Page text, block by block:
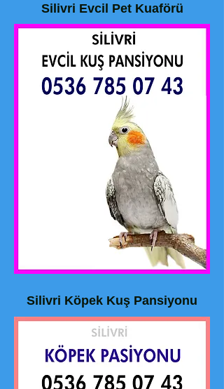
Silivri Evcil Pet Kuaförü
Silivri Köpek Kuş Pansiyonu